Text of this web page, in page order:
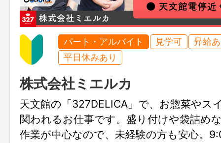
パート・アルバイト 見学可
昇給
平日休みあり
株式会社ミエルカ
天文館の「327DELICA」で、お惣菜やス
関われるお仕事です。盛り付けや袋詰め
作業が中心なので、未経験の方も安心。